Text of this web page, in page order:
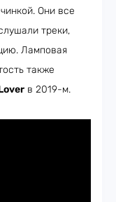
Они все
треки,
Ламповая
также
в 2019-м.